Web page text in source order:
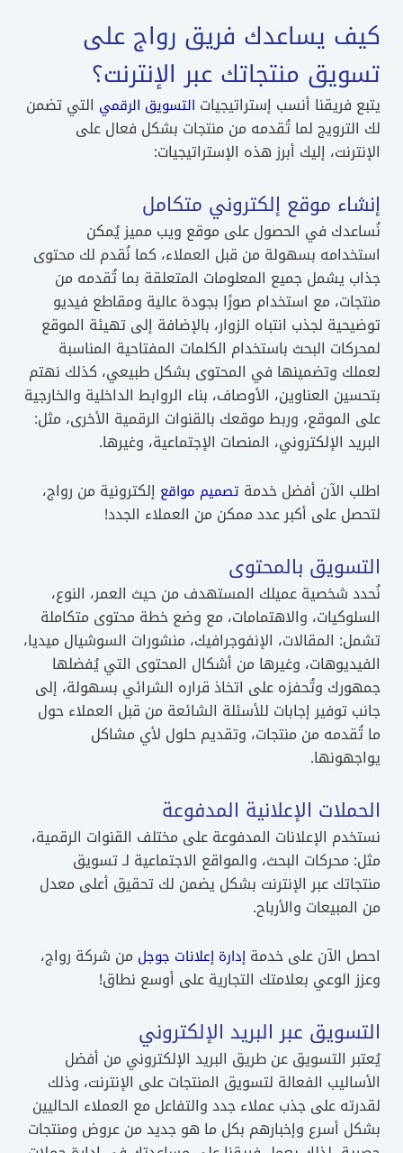
كيف يساعدك فريق رواج على
تسويق منتجاتك عبر الإنترنت؟
يتبع فريقنا أنسب إستراتيجيات التسويق الرقمي التي تضمن
لك الترويج لما تُقدمه من منتجات بشكل فعال على
الإنترنت، إليك أبرز هذه الإستراتيجيات:
إنشاء موقع إلكتروني متكامل
نُساعدك في الحصول على موقع ويب مميز يُمكن
استخدامه بسهولة من قبل العملاء، كما نُقدم لك محتوى
جذاب يشمل جميع المعلومات المتعلقة بما تُقدمه من
منتجات، مع استخدام صورًا بجودة عالية ومقاطع فيديو
توضيحية لجذب انتباه الزوار، بالإضافة إلى تهيئة الموقع
لمحركات البحث باستخدام الكلمات المفتاحية المناسبة
لعملك وتضمينها في المحتوى بشكل طبيعي، كذلك نهتم
بتحسين العناوين، الأوصاف، بناء الروابط الداخلية والخارجية
على الموقع، وربط موقعك بالقنوات الرقمية الأخرى، مثل:
البريد الإلكتروني، المنصات الإجتماعية، وغيرها.
اطلب الآن أفضل خدمة تصميم مواقع إلكترونية من رواج،
لتحصل على أكبر عدد ممكن من العملاء الجدد!
التسويق بالمحتوى
نُحدد شخصية عميلك المستهدف من حيث العمر، النوع،
السلوكيات، والاهتمامات، مع وضع خطة محتوى متكاملة
تشمل: المقالات، الإنفوجرافيك، منشورات السوشيال ميديا،
الفيديوهات، وغيرها من أشكال المحتوى التي يُفضلها
جمهورك وتُحفزه على اتخاذ قراره الشرائي بسهولة، إلى
جانب توفير إجابات للأسئلة الشائعة من قبل العملاء حول
ما تُقدمه من منتجات، وتقديم حلول لأي مشاكل
يواجهونها.
الحملات الإعلانية المدفوعة
نستخدم الإعلانات المدفوعة على مختلف القنوات الرقمية،
مثل: محركات البحث، والمواقع الاجتماعية لـ تسويق
منتجاتك عبر الإنترنت بشكل يضمن لك تحقيق أعلى معدل
من المبيعات والأرباح.
احصل الآن على خدمة إدارة إعلانات جوجل من شركة رواج،
وعزز الوعي بعلامتك التجارية على أوسع نطاق!
التسويق عبر البريد الإلكتروني
يُعتبر التسويق عن طريق البريد الإلكتروني من أفضل
الأساليب الفعالة لتسويق المنتجات على الإنترنت، وذلك
لقدرته على جذب عملاء جدد والتفاعل مع العملاء الحاليين
بشكل أسرع وإخبارهم بكل ما هو جديد من عروض ومنتجات